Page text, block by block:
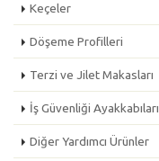
Keçeler
Döşeme Profilleri
Terzi ve Jilet Makasları
İş Güvenliği Ayakkabıları
Diğer Yardımcı Ürünler